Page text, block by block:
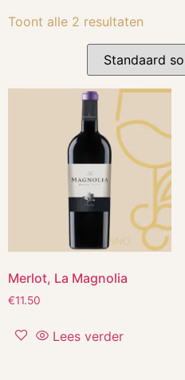
Toont alle 2 resultaten
Merlot, La Magnolia
€11.50
Lees verder